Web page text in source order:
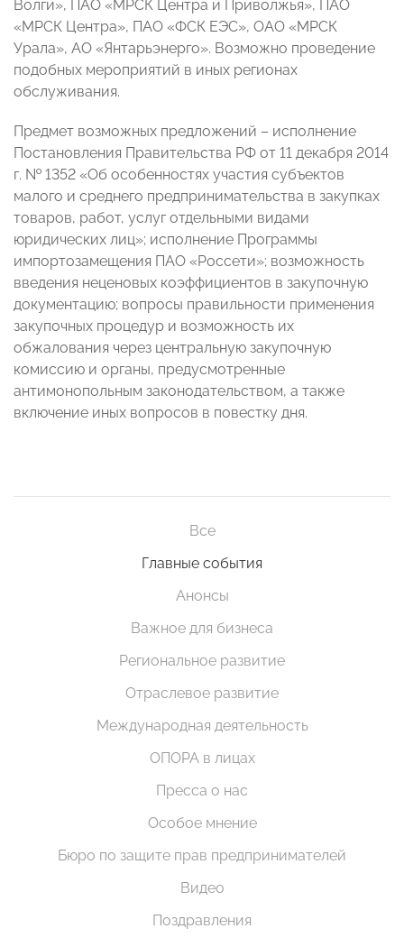
Волги», ПАО «МРСК Центра и Приволжья», ПАО
«МРСК Центра», ПАО «ФСК ЕЭС», ОАО «МРСК
Урала», АО «Янтарьэнерго». Возможно проведение
подобных мероприятий в иных регионах
обслуживания.
Предмет возможных предложений – исполнение
Постановления Правительства РФ от 11 декабря 2014
г. № 1352 «Об особенностях участия субъектов
малого и среднего предпринимательства в закупках
товаров, работ, услуг отдельными видами
юридических лиц»; исполнение Программы
импортозамещения ПАО «Россети»; возможность
введения неценовых коэффициентов в закупочную
документацию; вопросы правильности применения
закупочных процедур и возможность их
обжалования через центральную закупочную
комиссию и органы, предусмотренные
антимонопольным законодательством, а также
включение иных вопросов в повестку дня.
Все
Главные события
Анонсы
Важное для бизнеса
Региональное развитие
Отраслевое развитие
Международная деятельность
ОПОРА в лицах
Пресса о нас
Особое мнение
Бюро по защите прав предпринимателей
Видео
Поздравления